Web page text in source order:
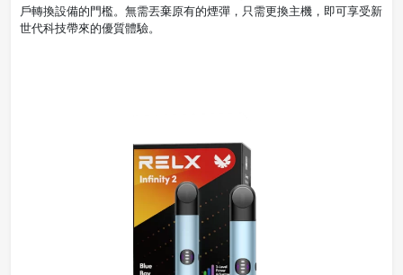
戶轉換設備的門檻。無需丟棄原有的煙彈，只需更換主機，即可享受新
世代科技帶來的優質體驗。